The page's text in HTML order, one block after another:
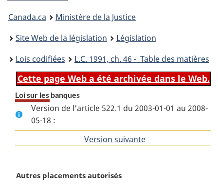
You
are
here:
Canada.ca
Ministère de la Justice
Site Web de la législation
Législation
Lois codifiées
L.C. 1991, ch. 46 - Table des matières
Cette page Web a été archivée dans le Web.
Loi sur les banques
Version de l'article 522.1 du 2003-01-01 au 2008-
05-18 :
Version suivante
N
Autres placements autorisés